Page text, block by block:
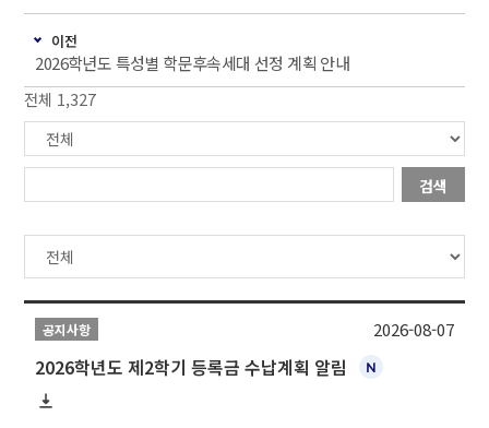
이전
2026학년도 특성별 학문후속세대 선정 계획 안내
전체 1,327
검색
공지사항
2026학년도 제2학기 등록금 수납계획 알림
2026-08-07